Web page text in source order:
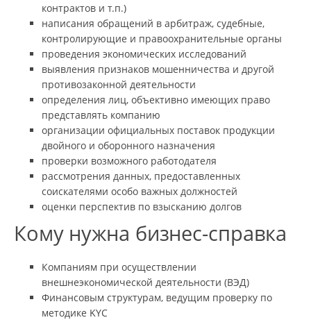
контрактов и т.п.)
написания обращений в арбитраж, судебные,
контролирующие и правоохранительные органы
проведения экономических исследований
выявления признаков мошенничества и другой
противозаконной деятельности
определения лиц, объективно имеющих право
представлять компанию
организации официальных поставок продукции
двойного и оборонного назначения
проверки возможного работодателя
рассмотрения данных, предоставленных
соискателями особо важных должностей
оценки перспектив по взысканию долгов
Кому нужна бизнес-справка
Компаниям при осуществлении
внешнеэкономической деятельности (ВЭД)
Финансовым структурам, ведущим проверку по
методике KYC